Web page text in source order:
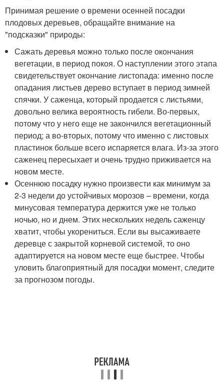
Принимая решение о времени осенней посадки
плодовых деревьев, обращайте внимание на
"подсказки" природы:
Сажать деревья можно только после окончания
вегетации, в период покоя. О наступлении этого этапа
свидетельствует окончание листопада: именно после
опадания листьев дерево вступает в период зимней
спячки. У саженца, который продается с листьями,
довольно велика вероятность гибели. Во-первых,
потому что у него еще не закончился вегетационный
период; а во-вторых, потому что именно с листовых
пластинок больше всего испаряется влага. Из-за этого
саженец пересыхает и очень трудно приживается на
новом месте.
Осеннюю посадку нужно произвести как минимум за
2-3 недели до устойчивых морозов – времени, когда
минусовая температура держится уже не только
ночью, но и днем. Этих нескольких недель саженцу
хватит, чтобы укорениться. Если вы высаживаете
деревце с закрытой корневой системой, то оно
адаптируется на новом месте еще быстрее. Чтобы
уловить благоприятный для посадки момент, следите
за прогнозом погоды.